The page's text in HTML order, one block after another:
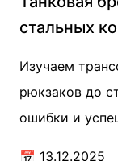
стальных
Изучаем
рюкзаков до
ошибки и
📅 13.12.2025